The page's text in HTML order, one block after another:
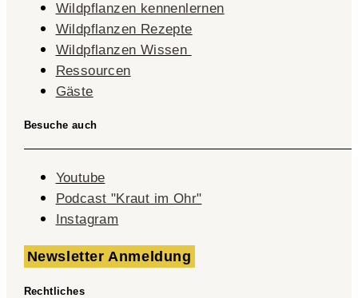
Wildpflanzen kennenlernen
Wildpflanzen Rezepte
Wildpflanzen Wissen ​
Ressourcen
Gäste
Besuche auch
Youtube
Podcast "Kraut im Ohr"
Instagram
Newsletter Anmeldung
Rechtliches